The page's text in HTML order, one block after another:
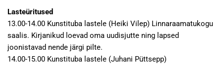
Lasteüritused
13.00-14.00 Kunstituba lastele (Heiki Vilep) Linnaraamatukogu
saalis. Kirjanikud loevad oma uudisjutte ning lapsed
joonistavad nende järgi pilte.
14.00-15.00 Kunstituba lastele (Juhani Püttsepp)